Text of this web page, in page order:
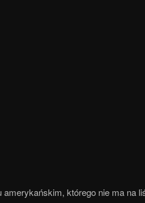
którego nie ma na